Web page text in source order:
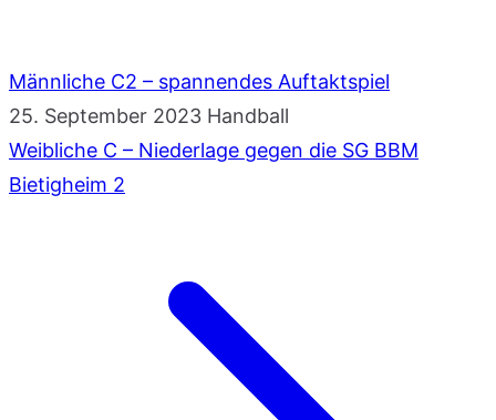
Männliche C2 – spannendes Auftaktspiel
25. September 2023 Handball
Weibliche C – Niederlage gegen die SG BBM
Bietigheim 2